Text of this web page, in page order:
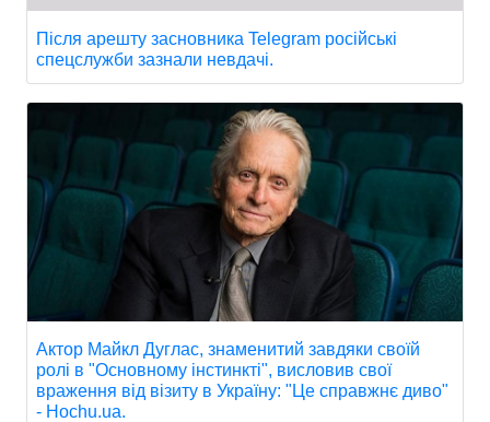
Після арешту засновника Telegram російські
спецслужби зазнали невдачі.
Актор Майкл Дуглас, знаменитий завдяки своїй
ролі в "Основному інстинкті", висловив свої
враження від візиту в Україну: "Це справжнє диво"
- Hochu.ua.